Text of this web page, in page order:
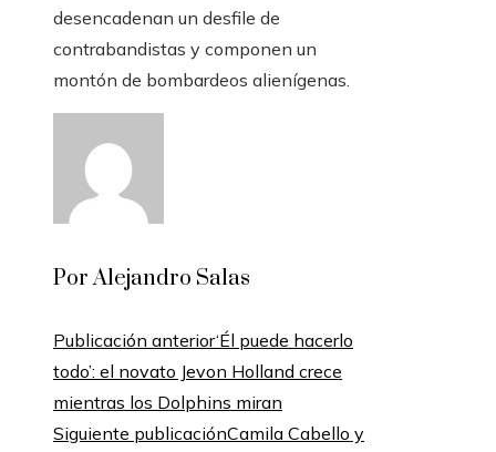
desencadenan un desfile de
contrabandistas y componen un
montón de bombardeos alienígenas.
Por Alejandro Salas
Publicación anterior‘Él puede hacerlo
todo’: el novato Jevon Holland crece
mientras los Dolphins miran
Siguiente publicaciónCamila Cabello y